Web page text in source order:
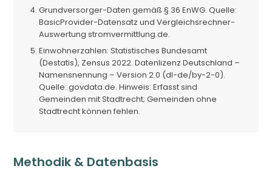
Grundversorger-Daten gemäß § 36 EnWG. Quelle:
BasicProvider-Datensatz und Vergleichsrechner-
Auswertung stromvermittlung.de.
Einwohnerzahlen: Statistisches Bundesamt
(Destatis), Zensus 2022. Datenlizenz Deutschland –
Namensnennung – Version 2.0 (dl-de/by-2-0).
Quelle: govdata.de. Hinweis: Erfasst sind
Gemeinden mit Stadtrecht; Gemeinden ohne
Stadtrecht können fehlen.
Methodik & Datenbasis